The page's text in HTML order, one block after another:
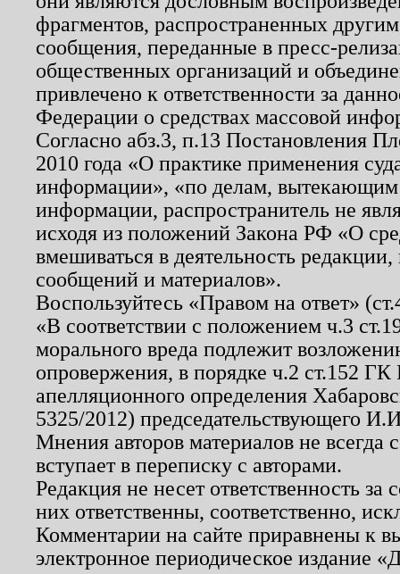
фрагментов, распространенных
сообщения, переданные в пресс-
общественных организаций и
привлечено к ответственности за
Федерации о средствах массовой
Согласно абз.3, п.13 Постановления
2010 года «О практике применения
информации», «по делам, вытекающим
информации, распространитель не
исходя из положений Закона РФ «О
вмешиваться в деятельность
сообщений и материалов».
Воспользуйтесь «Правом на ответ»
«В соответствии с положением ч.3
морального вреда подлежит
опровержения, в порядке ч.2 ст.152
апелляционного определения
5325/2012) председательствующего
Мнения авторов материалов не
вступает в переписку с авторами.
Редакция не несет ответственность
них ответственны, соответственно,
Комментарии на сайте приравнены к
электронное периодическое издание